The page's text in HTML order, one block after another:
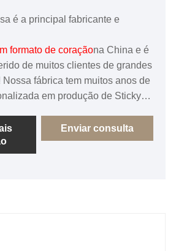
é a principal fabricante e
formato de coraçãona China e é
de muitos clientes de grandes
fábrica tem muitos anos de
em produção de Sticky
o mundo. Com alta qualidade
receber todos os elogios dos
Enviar consulta